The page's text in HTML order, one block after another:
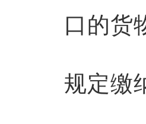
口的货
规定缴